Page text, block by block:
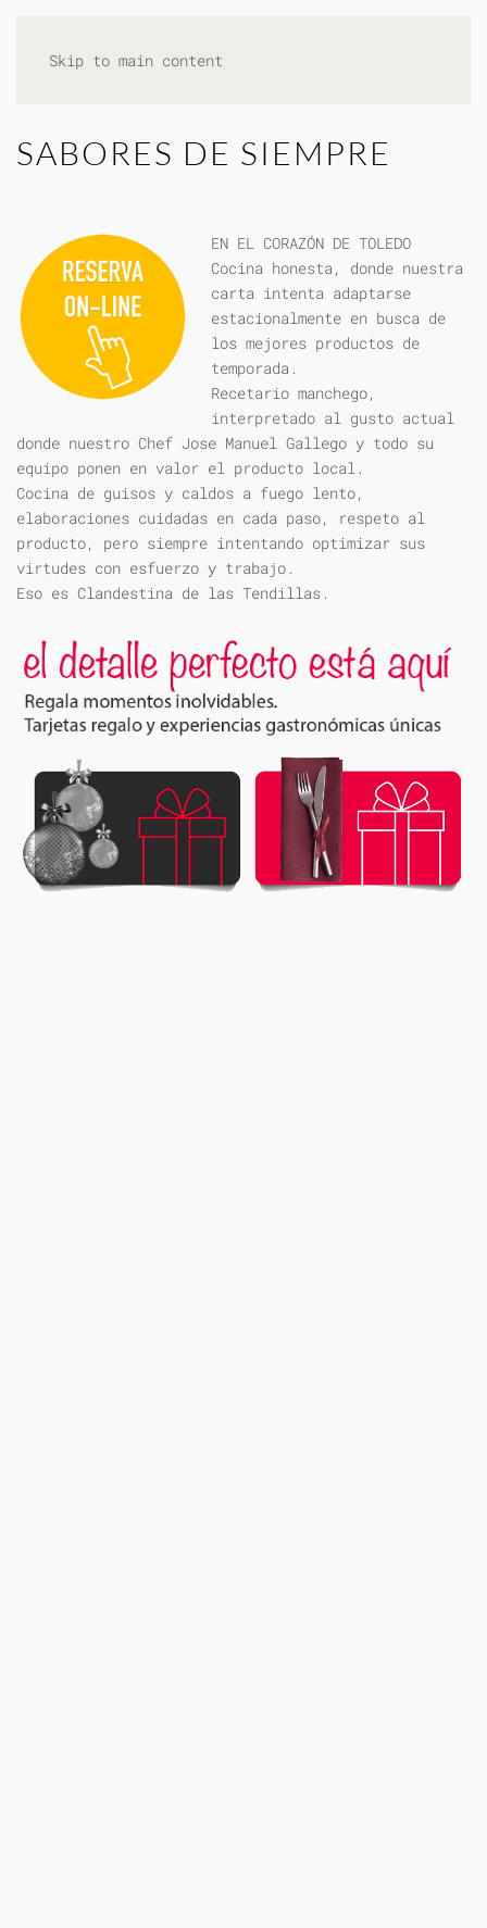
Skip to main content
SABORES DE SIEMPRE
EN EL CORAZÓN DE TOLEDO
Cocina honesta, donde nuestra
carta intenta adaptarse
estacionalmente en busca de
los mejores productos de
temporada.
Recetario manchego,
interpretado al gusto actual
donde nuestro Chef Jose Manuel Gallego y todo su
equipo ponen en valor el producto local.
Cocina de guisos y caldos a fuego lento,
elaboraciones cuidadas en cada paso, respeto al
producto, pero siempre intentando optimizar sus
virtudes con esfuerzo y trabajo.
Eso es Clandestina de las Tendillas.